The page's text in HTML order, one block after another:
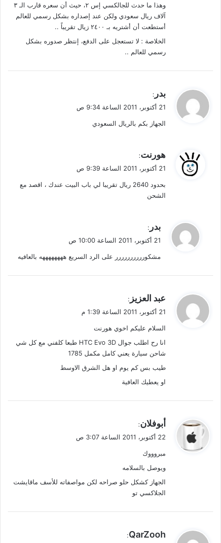
وهذا ما حدث للجالكسي إس ٢، حيث أن سعره قارب الـ ٣
آلاف ريال سعودي ولكن عند إصداره بشكل رسمي للعالم
أستطعت أن أشتريه بـ ٢٤٠٠ زيال تقريباً ..
الخلاصة : لا تستعجل على الدفع، إنتظر صدوره بشكل
رسمي للعالم ..
ل
بدر :
21 أكتوبر، 2011 الساعة 9:34 ص
الجهاز بكم بالريال السعودي
ل
هورنت:
21 أكتوبر، 2011 الساعة 9:39 ص
بحدود 2640 ريال تقريبا لي باب البيت عندك ، اقصد مع
الشحن
ل
بدر :
21 أكتوبر، 2011 الساعة 10:00 ص
مشكورررررررررر على الرد السريع ههههههههه بالعافيه
ي
ل
عبد العزيز :
21 أكتوبر، 2011 الساعة 1:39 م
السلام عليكم اخوي هورنت
انا رح اطلب جوال HTC Evo 3D طبعا كلفني مع كل شي
شاحن سيارة يعني كامل مكمل 1785
طيب بس كم يوم او هل الشرق الاوسط
او يعطيك العافية
ي
ل
أبوفلان:
22 أكتوبر، 2011 الساعة 3:07 ص
مبروووك
ويوصل بالسلامه
الجهاز كشكل حلو صراحه لكن مواصفاته للأسف ماقايشت
الجلاكسي تو
يQarZooh
: